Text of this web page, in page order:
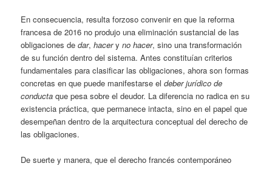
En consecuencia, resulta forzoso convenir en que la reforma
francesa de 2016 no produjo una eliminación sustancial de las
obligaciones dedar,haceryno hacer, sino una transformación
de su función dentro del sistema. Antes constituían criterios
fundamentales para clasificar las obligaciones, ahora son formas
concretas en que puede manifestarse eldeber jurídico de
conducta que pesa sobre el deudor. La diferencia no radica en su
existencia práctica, que permanece intacta, sino en el papel que
desempeñan dentro de la arquitectura conceptual del derecho de
las obligaciones.
De suerte y manera, que el derecho francés contemporáneo